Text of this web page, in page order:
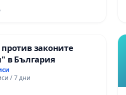
законите
в България
/ 7 дни